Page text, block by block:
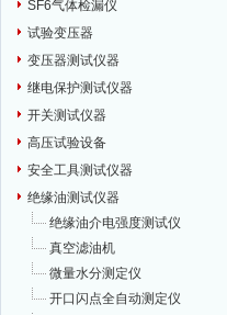
SF6气体检漏仪
试验变压器
变压器测试仪器
继电保护测试仪器
开关测试仪器
高压试验设备
安全工具测试仪器
绝缘油测试仪器
绝缘油介电强度测试仪
真空滤油机
微量水分测定仪
开口闪点全自动测定仪